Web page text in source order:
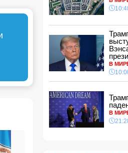
конфликта в Грузии
10:10, 08.08.2026
«адских санкций»
10:00, 08.08.2026
Ведущая китайская
из-под контроля
Названа страна,
поставщиком
21:28, 07.08.2026
Эрдоган: Мекканское
В
В